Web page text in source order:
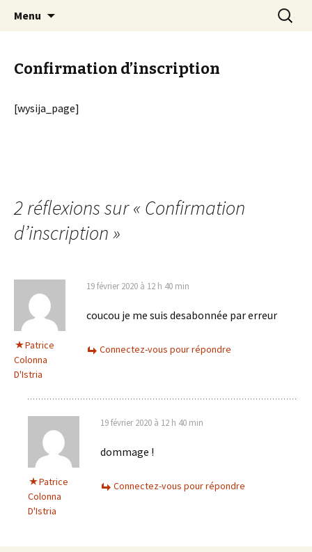
clowndesource
clown Ateliers stages Paris gestalt
Menu
Confirmation d’inscription
[wysija_page]
2 réflexions sur « Confirmation
d’inscription»
Patrice
Colonna
D'Istria
19 février 2020 à 12 h 40 min
coucou je me suis desabonnée par erreur
Connectez-vous pour répondre
Patrice
Colonna
D'Istria
19 février 2020 à 12 h 40 min
dommage !
Connectez-vous pour répondre